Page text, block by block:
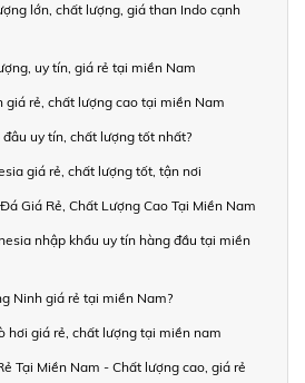
lớn, chất lượng, giá than Indo cạnh
uy tín, giá rẻ tại miền Nam
giá rẻ, chất lượng cao tại miền Nam
uy tín, chất lượng tốt nhất?
giá rẻ, chất lượng tốt, tận nơi
Giá Rẻ, Chất Lượng Cao Tại Miền Nam
nhập khẩu uy tín hàng đầu tại miền
Ninh giá rẻ tại miền Nam?
hơi giá rẻ, chất lượng tại miền nam
Tại Miền Nam - Chất lượng cao, giá rẻ